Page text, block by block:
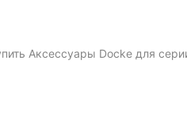
Аксессуары Docke для